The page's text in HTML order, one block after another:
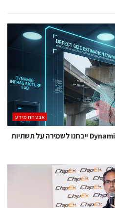
אבטחת מידע
סוכני ה-AI של Dynamic Infrastructure ייבחנו לשמירה על תשתיות